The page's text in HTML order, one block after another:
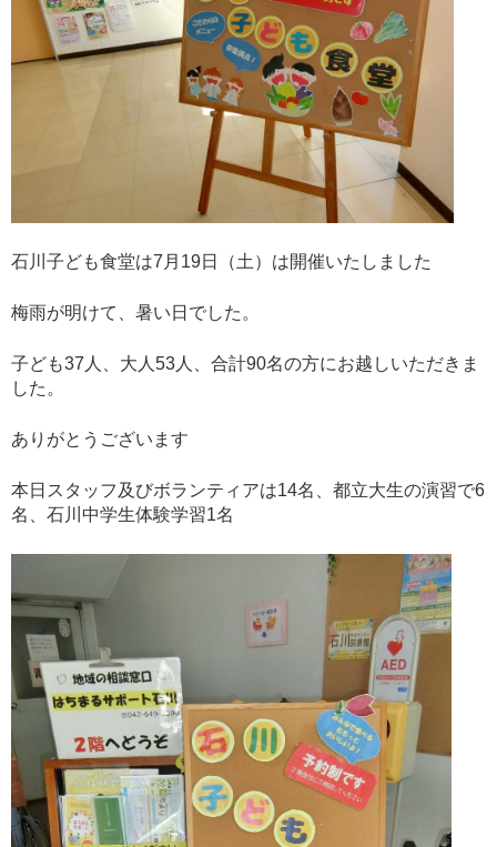
石川子ども食堂は7月19日（土）は開催いたしました
梅雨が明けて、暑い日でした。
子ども37人、大人53人、合計90名の方にお越しいただきま
した。
ありがとうございます
本日スタッフ及びボランティアは14名、都立大生の演習で6
名、石川中学生体験学習1名